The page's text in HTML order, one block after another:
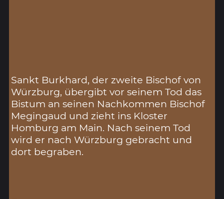
Sankt Burkhard, der zweite Bischof von
Würzburg, übergibt vor seinem Tod das
Bistum an seinen Nachkommen Bischof
Megingaud und zieht ins Kloster
Homburg am Main. Nach seinem Tod
wird er nach Würzburg gebracht und
dort begraben.